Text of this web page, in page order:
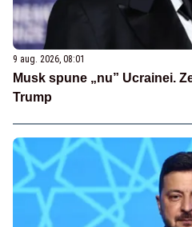
9 aug. 2026, 08:01
Musk spune „nu” Ucrainei.
Trump